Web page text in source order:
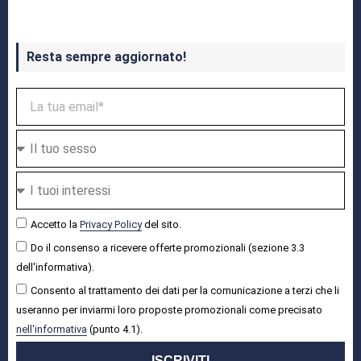
Resta sempre aggiornato!
Accetto la Privacy Policydel sito.
Do il consenso a ricevere offerte promozionali (sezione 3.3
dell'informativa).
Consento al trattamento dei dati per la comunicazione a terzi che li
useranno per inviarmi loro proposte promozionali come precisato
nell'informativa (punto 4.1).